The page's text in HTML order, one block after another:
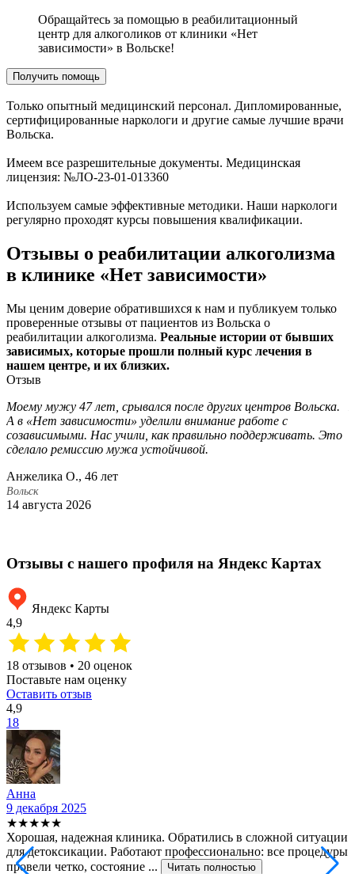
Обращайтесь за помощью в реабилитационный
центр для алкоголиков от клиники «Нет
зависимости» в Вольске!
Получить помощь
Только опытный медицинский персонал. Дипломированные,
сертифицированные наркологи и другие самые лучшие врачи
Вольска.
Имеем все разрешительные документы. Медицинская
лицензия: №ЛО-23-01-013360
Используем самые эффективные методики. Наши наркологи
регулярно проходят курсы повышения квалификации.
Отзывы о реабилитации алкоголизма
в клинике «Нет зависимости»
Мы ценим доверие обратившихся к нам и публикуем только
проверенные отзывы от пациентов из Вольска о
реабилитации алкоголизма. Реальные истории от бывших
зависимых, которые прошли полный курс лечения в
нашем центре, и их близких.
Отзыв
Моему мужу 47 лет, срывался после других центров Вольска.
А в «Нет зависимости» уделили внимание работе с
созависимыми. Нас учили, как правильно поддерживать. Это
сделало ремиссию мужа устойчивой.
Анжелика О., 46 лет
Вольск
14 августа 2026
Отзывы с нашего профиля на Яндекс Картах
Яндекс Карты
4,9
18 отзывов • 20 оценок
Поставьте нам оценку
Оставить отзыв
4,9
18
Анна
9 декабря 2025
★★★★★
Хорошая, надежная клиника. Обратились в сложной ситуации
для детоксикации. Работают профессионально: все процедуры
провели четко, состояние ...
Читать полностью